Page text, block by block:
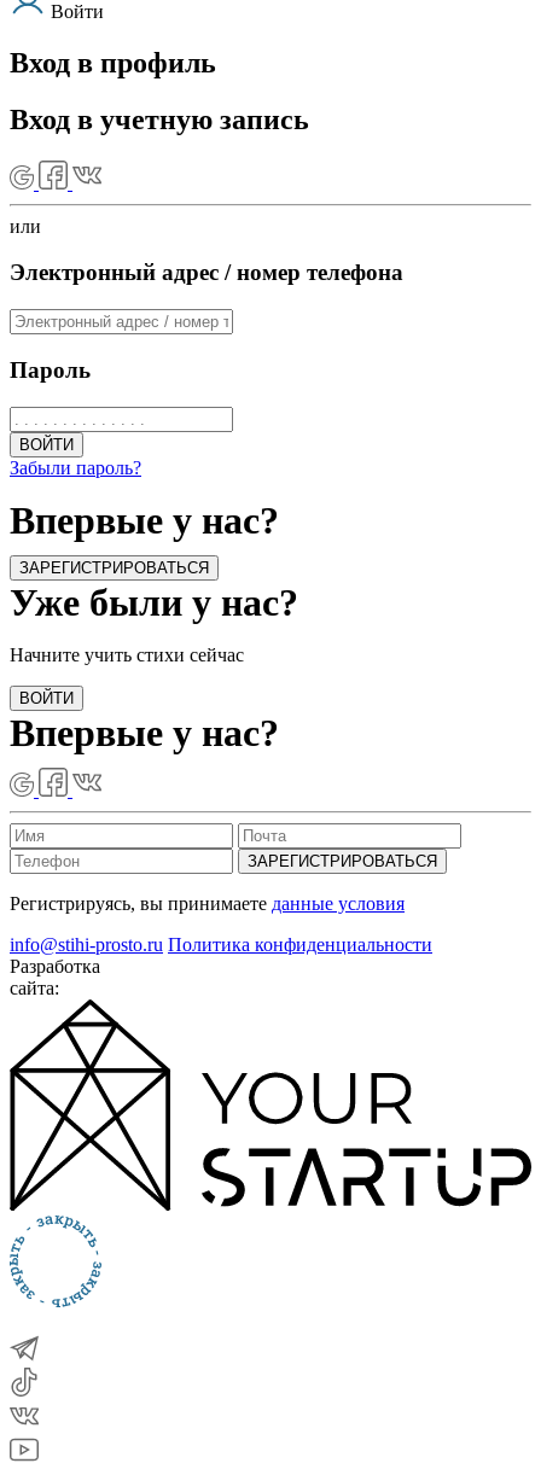
Войти
Вход в профиль
Вход в учетную запись
или
Электронный адрес / номер телефона
Пароль
ВОЙТИ
Забыли пароль?
Впервые у нас?
ЗАРЕГИСТРИРОВАТЬСЯ
Уже были у нас?
Начните учить стихи сейчас
ВОЙТИ
Впервые у нас?
ЗАРЕГИСТРИРОВАТЬСЯ
Регистрируясь, вы принимаете данные условия
info@stihi-prosto.ru Политика конфиденциальности
Разработка
сайта: